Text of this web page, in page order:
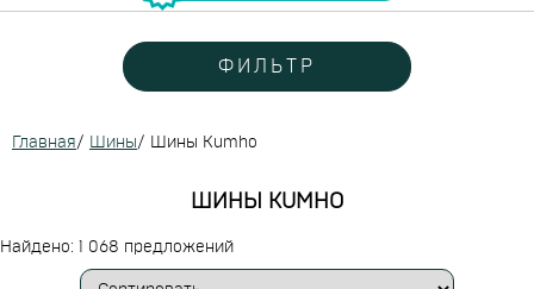
ФИЛЬТР
Главная/ Шины/ Шины Kumho
ШИНЫ KUMHO
Найдено: 1 068 предложений